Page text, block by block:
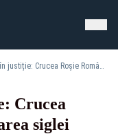
Război simbolic în justiție: Crucea Roșie România cere anularea siglei oficiale a Salvamont
Crucea
siglei